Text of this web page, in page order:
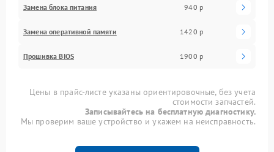
Замена блока питания 940 р
Замена оперативной памяти 1420 р
Прошивка BIOS 1900 р
Цены в прайс-листе указаны ориентировочные, без учета
стоимости запчастей.
Записывайтесь на бесплатную диагностику.
Мы проверим ваше устройство и укажем на неисправность.